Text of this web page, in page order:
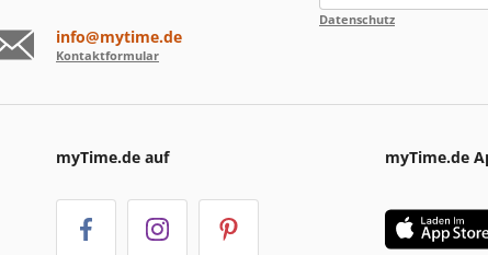
info@mytime.de
Kontaktformular
Datenschutz
myTime.de auf myTime.de